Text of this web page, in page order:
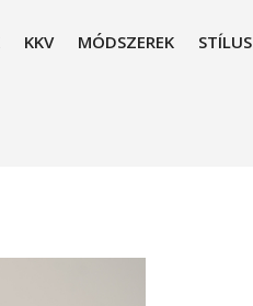
KKV MÓDSZEREK STÍLUS